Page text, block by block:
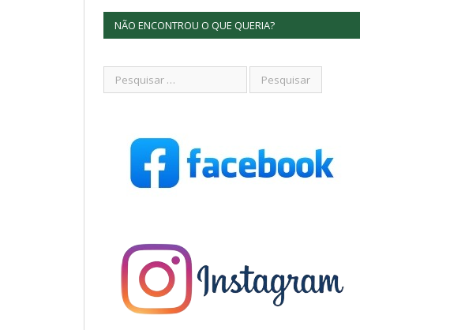
NÃO ENCONTROU O QUE QUERIA?